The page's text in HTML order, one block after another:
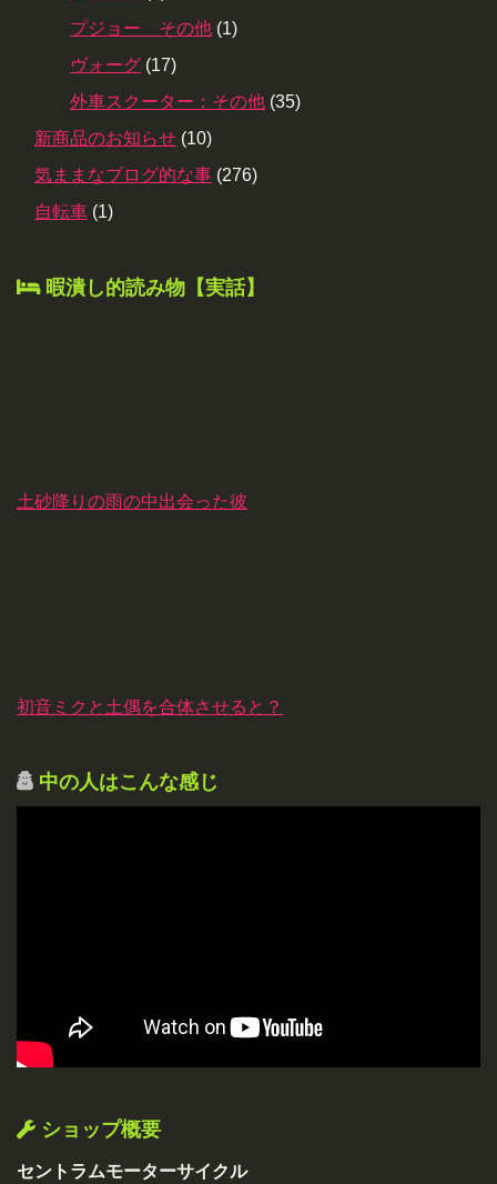
プジョー その他 (1)
ヴォーグ (17)
外車スクーター：その他 (35)
新商品のお知らせ (10)
気ままなブログ的な事 (276)
自転車 (1)
暇潰し的読み物【実話】
土砂降りの雨の中出会った彼
初音ミクと土偶を合体させると？
中の人はこんな感じ
ショップ概要
セントラムモーターサイクル